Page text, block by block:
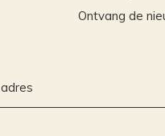
Ontvang de